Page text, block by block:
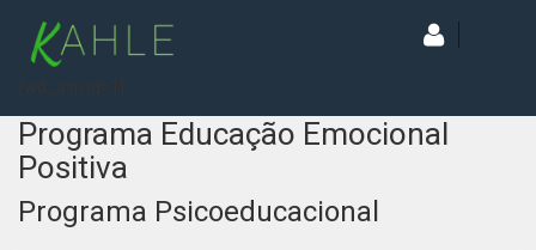
Programa Educação Emocional
Positiva
Programa Psicoeducacional